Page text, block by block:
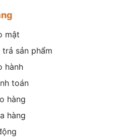
mật
sản phẩm
hành
toán
hàng
hàng